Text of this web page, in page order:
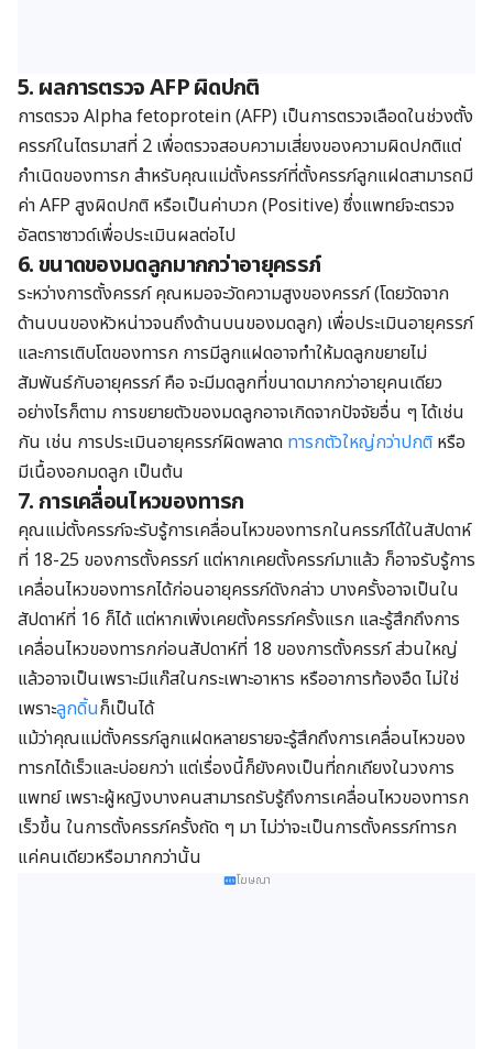
5. ผลการตรวจ AFP ผิดปกติ
การตรวจ Alpha fetoprotein (AFP) เป็นการตรวจเลือดในช่วงตั้ง
ครรภ์ในไตรมาสที่ 2 เพื่อตรวจสอบความเสี่ยงของความผิดปกติแต่
กำเนิดของทารก สำหรับคุณแม่ตั้งครรภ์ที่ตั้งครรภ์ลูกแฝดสามารถมี
ค่า AFP สูงผิดปกติ หรือเป็นค่าบวก (Positive) ซึ่งแพทย์จะตรวจ
อัลตราซาวด์เพื่อประเมินผลต่อไป
6.ขนาดของมดลูกมากกว่าอายุครรภ์
ระหว่างการตั้งครรภ์ คุณหมอจะวัดความสูงของครรภ์ (โดยวัดจาก
ด้านบนของหัวหน่าวจนถึงด้านบนของมดลูก) เพื่อประเมินอายุครรภ์
และการเติบโตของทารก การมีลูกแฝดอาจทำให้มดลูกขยายไม่
สัมพันธ์กับอายุครรภ์ คือ จะมีมดลูกที่ขนาดมากกว่าอายุคนเดียว
อย่างไรก็ตาม การขยายตัวของมดลูกอาจเกิดจากปัจจัยอื่น ๆ ได้เช่น
กัน เช่น การประเมินอายุครรภ์ผิดพลาด ทารกตัวใหญ่กว่าปกติ หรือ
มีเนื้องอกมดลูก เป็นต้น
7. การเคลื่อนไหวของทารก
คุณแม่ตั้งครรภ์จะรับรู้การเคลื่อนไหวของทารกในครรภ์ได้ในสัปดาห์
ที่ 18-25 ของการตั้งครรภ์ แต่หากเคยตั้งครรภ์มาแล้ว ก็อาจรับรู้การ
เคลื่อนไหวของทารกได้ก่อนอายุครรภ์ดังกล่าว บางครั้งอาจเป็นใน
สัปดาห์ที่ 16 ก็ได้ แต่หากเพิ่งเคยตั้งครรภ์ครั้งแรก และรู้สึกถึงการ
เคลื่อนไหวของทารกก่อนสัปดาห์ที่ 18 ของการตั้งครรภ์ ส่วนใหญ่
แล้วอาจเป็นเพราะมีแก๊สในกระเพาะอาหาร หรืออาการท้องอืด ไม่ใช่
เพราะลูกดิ้นก็เป็นได้
แม้ว่าคุณแม่ตั้งครรภ์ลูกแฝดหลายรายจะรู้สึกถึงการเคลื่อนไหวของ
ทารกได้เร็วและบ่อยกว่า แต่เรื่องนี้ก็ยังคงเป็นที่ถกเถียงในวงการ
แพทย์ เพราะผู้หญิงบางคนสามารถรับรู้ถึงการเคลื่อนไหวของทารก
เร็วขึ้น ในการตั้งครรภ์ครั้งถัด ๆ มา ไม่ว่าจะเป็นการตั้งครรภ์ทารก
แค่คนเดียวหรือมากกว่านั้น
โฆษณา